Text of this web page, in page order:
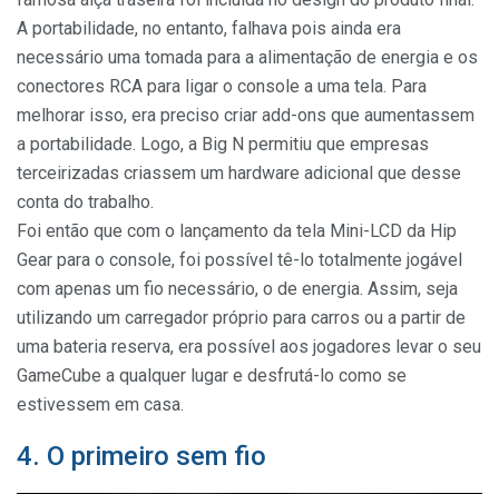
A portabilidade, no entanto, falhava pois ainda era
necessário uma tomada para a alimentação de energia e os
conectores RCA para ligar o console a uma tela. Para
melhorar isso, era preciso criar add-ons que aumentassem
a portabilidade. Logo, a Big N permitiu que empresas
terceirizadas criassem um hardware adicional que desse
conta do trabalho.
Foi então que com o lançamento da tela Mini-LCD da Hip
Gear para o console, foi possível tê-lo totalmente jogável
com apenas um fio necessário, o de energia. Assim, seja
utilizando um carregador próprio para carros ou a partir de
uma bateria reserva, era possível aos jogadores levar o seu
GameCube a qualquer lugar e desfrutá-lo como se
estivessem em casa.
4. O primeiro sem fio